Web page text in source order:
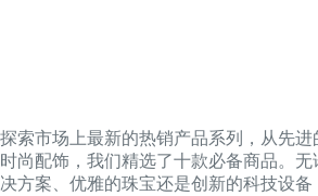
探索市场上最新的热销产品系列，从先
时尚配饰，我们精选了十款必备商品。
决方案、优雅的珠宝还是创新的科技设